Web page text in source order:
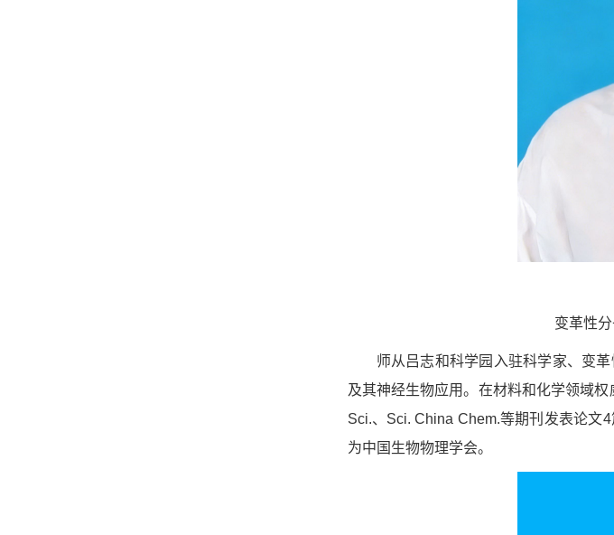
变革性
师从吕志和科学园入驻科学家、变
及其神经生物应用。在材料和化学领域
Sci.、Sci. China Chem.等期刊发表论文
为中国生物物理学会。